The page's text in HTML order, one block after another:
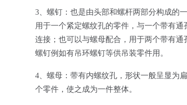
3、螺钉：也是由头部和螺杆两部分构成的
用于一个紧定螺纹孔的零件，与一个带有
连接；也可以与螺母配合，用于两个带有
螺钉例如有吊环螺钉等供吊装零件用。
4、螺母：带有内螺纹孔，形状一般呈显为
个零件，使之成为一件整体。